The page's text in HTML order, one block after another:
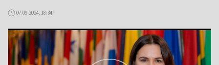
07.09.2024, 18:34